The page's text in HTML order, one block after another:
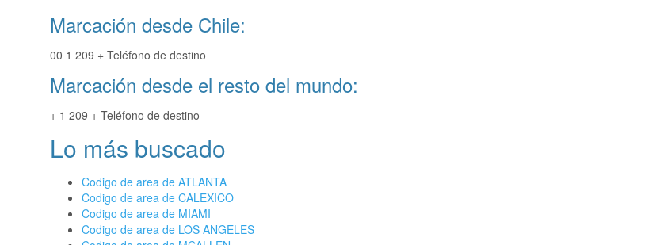
Marcación desde Chile:
00 1 209 + Teléfono de destino
Marcación desde el resto del mundo:
+ 1 209 + Teléfono de destino
Lo más buscado
Codigo de area de ATLANTA
Codigo de area de CALEXICO
Codigo de area de MIAMI
Codigo de area de LOS ANGELES